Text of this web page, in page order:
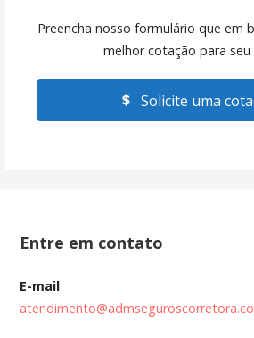
Preencha nosso formulário que em
melhor cotação para seu
Solicite uma
Entre em contato
E-mail